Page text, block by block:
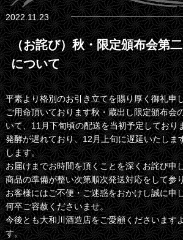
2022.11.23
（お詫び）秋・限定頒布会第
について
平素より格別のお引き立てを賜り厚く御礼申
ご用命頂いております秋・蔵出し限定頒布会
いて、11月下旬頃の配送を当初予定しており
発酵が遅れており、12月上旬に遅延いたしま
します。
お届けまでお時間を頂くことを深くお詫び申
商品の準備が整い次第順次発送対応をして参
お客様にはご不便・ご迷惑をおかけし誠に申
何卒ご容赦くださいませ。
今後とも大和川酒造店をご愛顧くださいます
す。